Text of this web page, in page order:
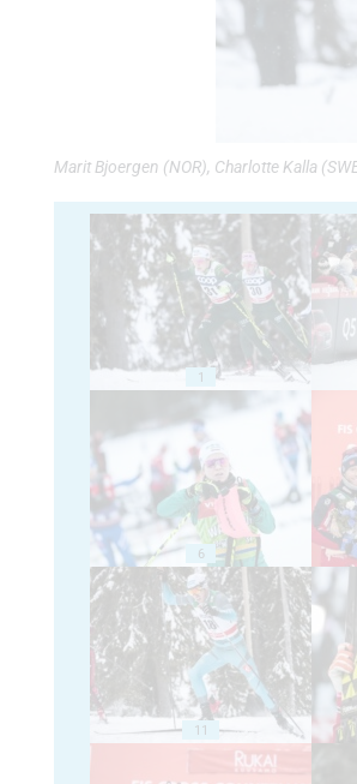
Marit Bjoergen (NOR), Charlotte Kalla
1
6
11